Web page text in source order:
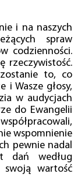
i na naszych
spraw
codzienności.
rzeczywistość.
to, co
i Wasze głosy,
w audycjach
do Ewangelii
wspomnienie
pewnie nadal
dań według
swoją wartość